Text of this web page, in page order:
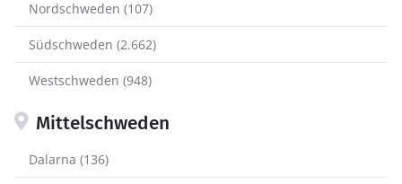
Nordschweden (107)
Südschweden (2.662)
Westschweden (948)
Mittelschweden
Dalarna (136)